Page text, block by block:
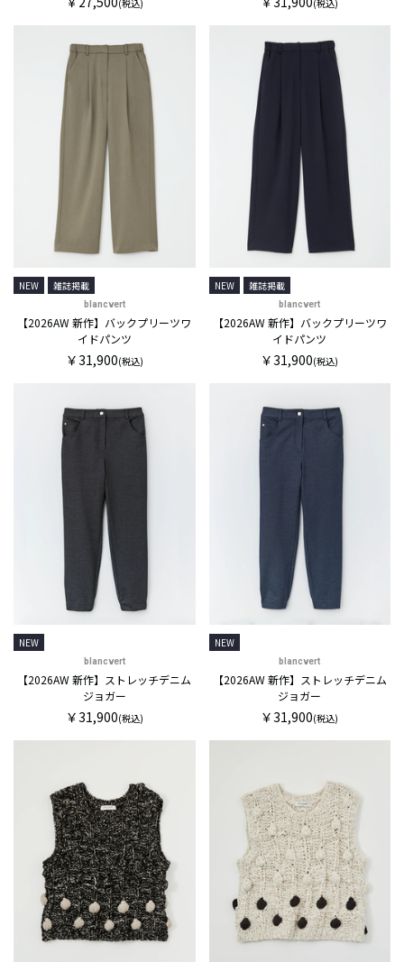
(税込) (税込)
NEW 雑誌掲載
blancvert
【2026AW 新作】バックプリーツワ
イドパンツ
￥31,900(税込)
NEW 雑誌掲載
blancvert
【2026AW 新作】バックプリーツワ
イドパンツ
￥31,900(税込)
NEW
blancvert
【2026AW 新作】ストレッチデニム
ジョガー
￥31,900(税込)
NEW
blancvert
【2026AW 新作】ストレッチデニム
ジョガー
￥31,900(税込)